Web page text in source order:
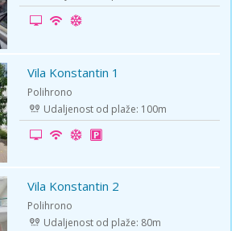
Vila Konstantin 1
Polihrono
Udaljenost od plaže: 100m
Vila Konstantin 2
Polihrono
Udaljenost od plaže: 80m